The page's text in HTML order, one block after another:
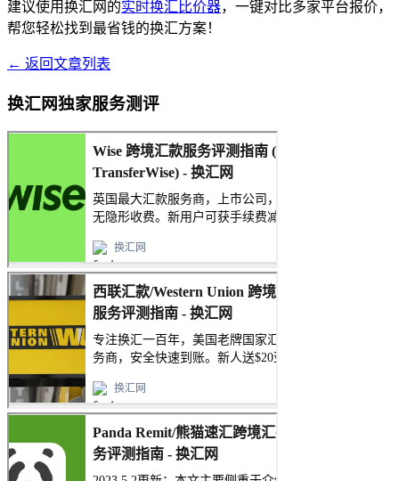
建议使用换汇网的实时换汇比价器，一键对比多家平台报价，
帮您轻松找到最省钱的换汇方案！
← 返回文章列表
换汇网独家服务测评